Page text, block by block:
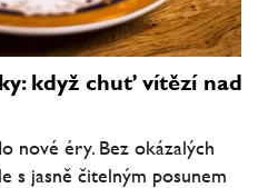
když chuť vítězí nad
nové éry. Bez okázalých
s jasně čitelným posunem